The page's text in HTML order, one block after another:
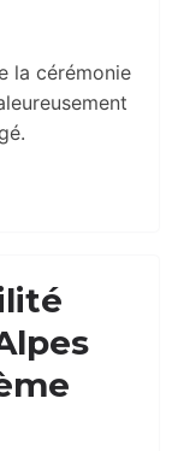
la cérémonie